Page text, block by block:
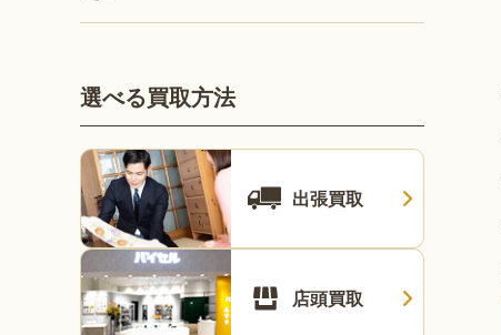
選べる買取方法
出張買取
店頭買取